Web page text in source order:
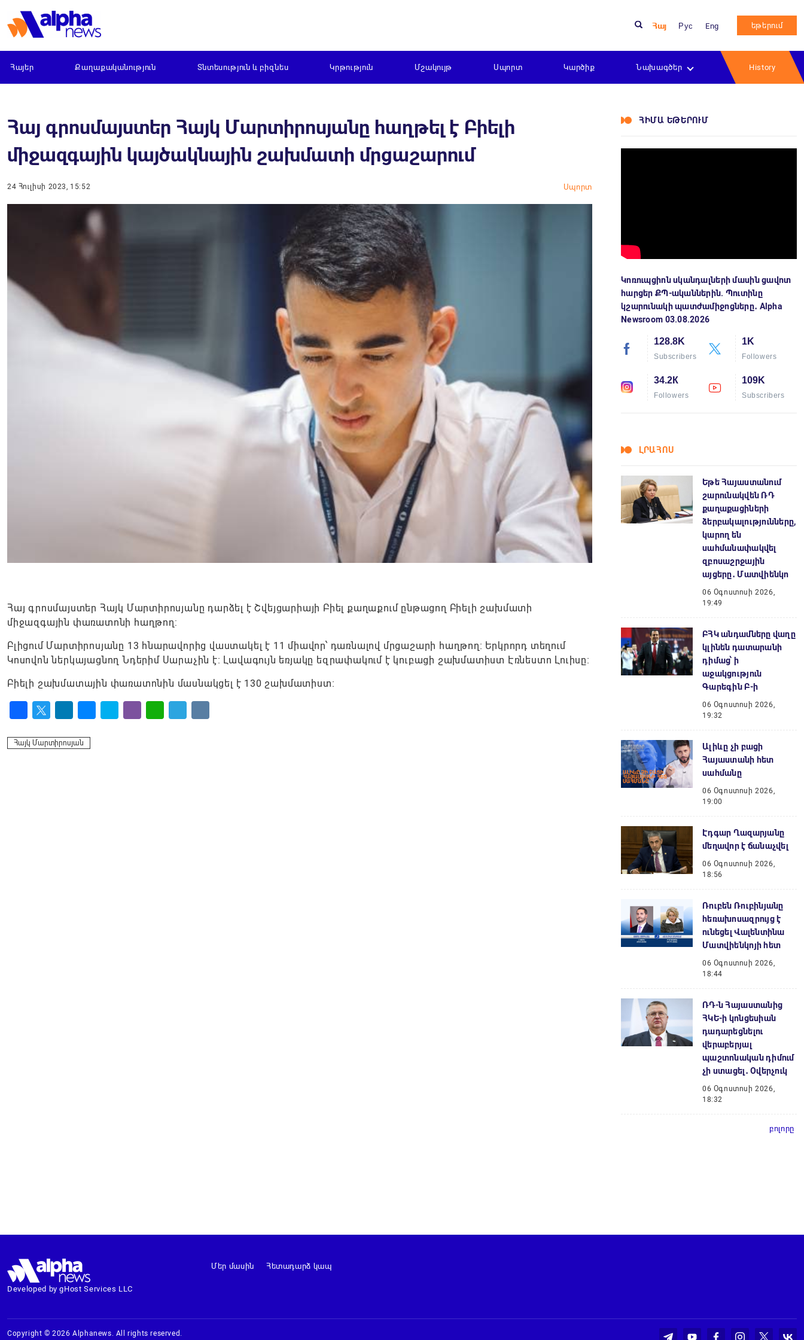
Հայ Рус Eng եթերում
Հայեր Քաղաքականություն Տնտեսություն և բիզնես Կրթություն Մշակույթ Սպորտ Կարծիք Նախագծեր History
Հայ գրոսմայստեր Հայկ Մարտիրոսյանը հաղթել է Բիելի
միջազգային կայծակնային շախմատի մրցաշարում
24 Հուլիսի 2023, 15:52 Սպորտ
Հայ գրոսմայստեր Հայկ Մարտիրոսյանը դարձել է Շվեյցարիայի Բիել քաղաքում ընթացող Բիելի շախմատի
միջազգային փառատոնի հաղթող:
Բլիցում Մարտիրոսյանը 13 հնարավորից վաստակել է 11 միավոր՝ դառնալով մրցաշարի հաղթող։ Երկրորդ տեղում
Կոսովոն ներկայացնող Նդերիմ Սարաչին է։ Լավագույն եռյակը եզրափակում է կուբացի շախմատիստ Էռնեստո Լուիսը։
Բիելի շախմատային փառատոնին մասնակցել է 130 շախմատիստ։
Հայկ Մարտիրոսյան
ՀԻՄԱ ԵԹԵՐՈՒՄ
Կոռուպցիոն սկանդալների մասին ցավոտ
հարցեր ՔՊ-ականներին. Պուտինը
կշարունակի պատժամիջոցները․ Alpha
Newsroom 03.08.2026
128.8K
Subscribers
1K
Followers
34.2К
Followers
109K
Subscribers
ԼՐԱՀՈՍ
Եթե Հայաստանում
շարունակվեն ՌԴ
քաղաքացիների
ձերբակալությունները,
կարող են
սահմանափակվել
զբոսաշրջային
այցերը․ Մատվիենկո
06 Օգոստոսի 2026,
19:49
ԲՀԿ անդամները վաղը
կլինեն դատարանի
դիմաց՝ ի
աջակցություն
Գարեգին Բ-ի
06 Օգոստոսի 2026,
19:32
Ալիևը չի բացի
Հայաստանի հետ
սահմանը
06 Օգոստոսի 2026,
19:00
Էդգար Ղազարյանը
մեղավոր է ճանաչվել
06 Օգոստոսի 2026,
18:56
Ռուբեն Ռուբինյանը
հեռախոսազրույց է
ունեցել Վալենտինա
Մատվիենկոյի հետ
06 Օգոստոսի 2026,
18:44
ՌԴ-ն Հայաստանից
ՀԿԵ-ի կոնցեսիան
դադարեցնելու
վերաբերյալ
պաշտոնական դիմում
չի ստացել․ Օվերչուկ
06 Օգոստոսի 2026,
18:32
բոլորը
Developed by gHost Services LLC
Մեր մասին Հետադարձ կապ
Copyright © 2026 Alphanews. All rights reserved.